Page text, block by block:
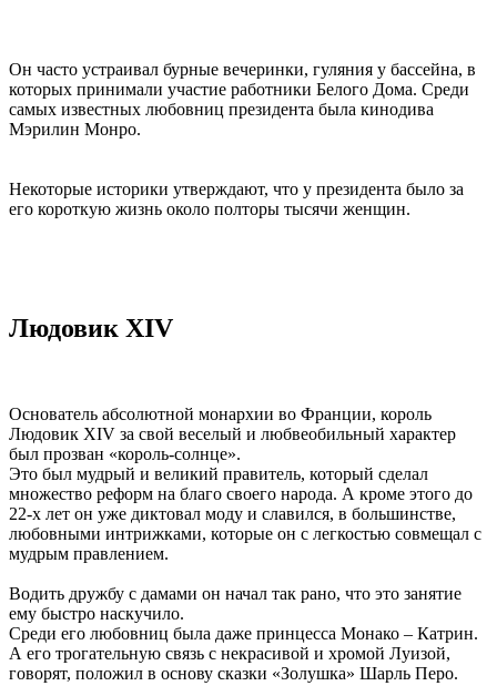
Он часто устраивал бурные вечеринки, гуляния у бассейна, в
которых принимали участие работники Белого Дома. Среди
самых известных любовниц президента была кинодива
Мэрилин Монро.
Некоторые историки утверждают, что у президента было за
его короткую жизнь около полторы тысячи женщин.
Людовик XIV
Основатель абсолютной монархии во Франции, король
Людовик XIV за свой веселый и любвеобильный характер
был прозван «король-солнце».
Это был мудрый и великий правитель, который сделал
множество реформ на благо своего народа. А кроме этого до
22-х лет он уже диктовал моду и славился, в большинстве,
любовными интрижками, которые он с легкостью совмещал с
мудрым правлением.
Водить дружбу с дамами он начал так рано, что это занятие
ему быстро наскучило.
Среди его любовниц была даже принцесса Монако – Катрин.
А его трогательную связь с некрасивой и хромой Луизой,
говорят, положил в основу сказки «Золушка» Шарль Перо.